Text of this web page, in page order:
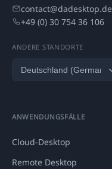
contact@dadesktop.de
+49 (0) 30 754 36 106
ANDERE STANDORTE
ANWENDUNGSFÄLLE
Cloud-Desktop
Remote Desktop